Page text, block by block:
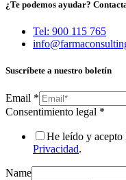
¿Te podemos ayudar?
Tel: 900 115 765
Suscríbete a nuestro boletín
Email *
Consentimiento legal *
He leído y acepto
Privacidad.
Name